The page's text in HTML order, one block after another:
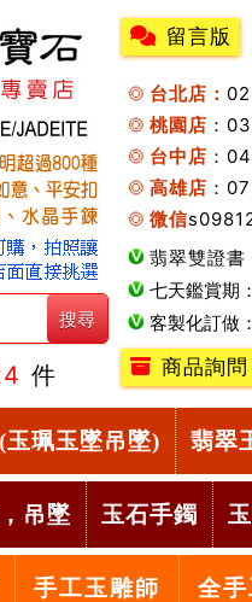
件
留言版
台北店：
桃園店 ：
台中店 ：
高雄店 ：
微信
翡翠雙證書
七天鑑賞期
客製化訂做
商品詢問
玉珮玉墜吊墜) 翡翠
吊墜 玉石手鐲
手工玉雕師 全